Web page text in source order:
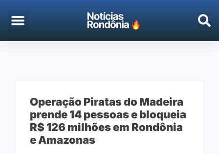
Operação Piratas do Madeira
prende 14 pessoas e bloqueia
R$ 126 milhões em Rondônia
e Amazonas